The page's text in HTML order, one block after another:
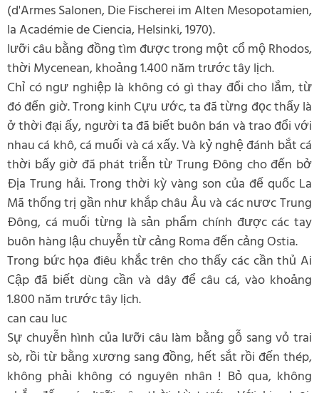
(d'Armes Salonen, Die Fischerei im Alten Mesopotamien,
la Académie de Ciencia, Helsinki, 1970).
lưỡi câu bằng đồng tìm được trong một cổ mộ Rhodos,
thời Mycenean, khoảng 1.400 năm trước tây lịch.
Chỉ có ngư nghiệp là không có gì thay đổi cho lắm, từ
đó đến giờ. Trong kinh Cựu ước, ta đã từng đọc thấy là
ở thời đại ấy, người ta đã biết buôn bán và trao đổi với
nhau cá khô, cá muối và cá xấy. Và kỷ nghệ đánh bắt cá
thời bấy giờ đã phát triễn từ Trung Đông cho đến bở
Địa Trung hải. Trong thời kỳ vàng son của đế quốc La
Mã thống trị gần như khắp châu Âu và các nươc Trung
Đông, cá muối từng là sản phẩm chính được các tay
buôn hàng lậu chuyễn từ cảng Roma đến cảng Ostia.
Trong bức họa điêu khắc trên cho thấy các cần thủ Ai
Cập đã biết dùng cần và dây để câu cá, vào khoảng
1.800 năm trước tây lịch.
can cau luc
Sự chuyễn hình của lưỡi câu làm bằng gỗ sang vỏ trai
sò, rồi từ bằng xương sang đồng, hết sắt rồi đến thép,
không phải không có nguyên nhân ! Bỏ qua, không